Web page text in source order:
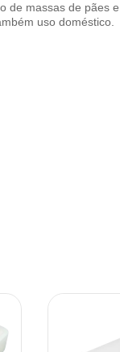
de massas de pães e
uso doméstico.